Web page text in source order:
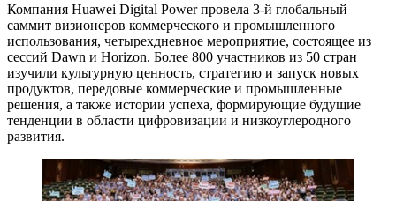
Компания Huawei Digital Power провела 3-й глобальный
саммит визионеров коммерческого и промышленного
использования, четырехдневное мероприятие, состоящее из
сессий Dawn и Horizon. Более 800 участников из 50 стран
изучили культурную ценность, стратегию и запуск новых
продуктов, передовые коммерческие и промышленные
решения, а также истории успеха, формирующие будущие
тенденции в области цифровизации и низкоуглеродного
развития.